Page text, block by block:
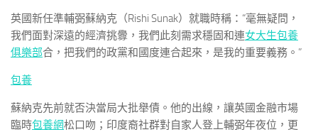
英國新任準輔弼蘇納克（Rishi Sunak）就職時稱：“毫無疑問，
我們面對深遠的經濟挑釁，我們此刻需求穩固和連女大生包養
俱樂部合，把我們的政黨和國度連合起來，是我的重要義務。”
包養
蘇納克先前就否決當局大批舉債。他的出線，讓英國金融市場
臨時包養網松口吻；印度裔社群對自家人登上輔弼年夜位，更